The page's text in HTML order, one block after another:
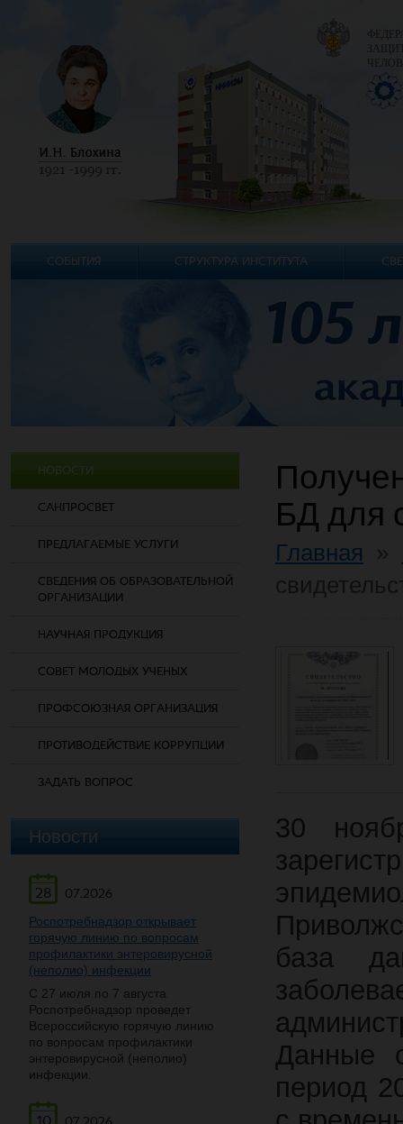
НОВОСТИ
САНПРОСВЕТ
ПРЕДЛАГАЕМЫЕ УСЛУГИ
СВЕДЕНИЯ ОБ ОБРАЗОВАТЕЛЬНОЙ
ОРГАНИЗАЦИИ
НАУЧНАЯ ПРОДУКЦИЯ
СОВЕТ МОЛОДЫХ УЧЕНЫХ
ПРОФСОЮЗНАЯ ОРГАНИЗАЦИЯ
ПРОТИВОДЕЙСТВИЕ КОРРУПЦИИ
ЗАДАТЬ ВОПРОС
Новости
28
07.2026
Роспотребнадзор открывает
горячую линию по вопросам
профилактики энтеровирусной
(неполио) инфекции
С 27 июля по 7 августа
Роспотребнадзор проведет
Всероссийскую горячую линию
по вопросам профилактики
энтеровирусной (неполио)
инфекции.
БД для
Главная
30
база
Данные
период
СОБЫТИЯ СТРУКТУРА ИНСТИТУТА